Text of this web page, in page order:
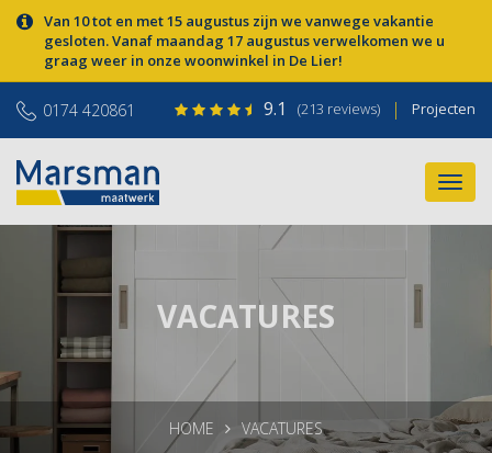
Van 10 tot en met 15 augustus zijn we vanwege vakantie
gesloten. Vanaf maandag 17 augustus verwelkomen we u
graag weer in onze woonwinkel in De Lier!
0174 420861 9.1 (213 reviews) | Projecten
VACATURES
HOME VACATURES